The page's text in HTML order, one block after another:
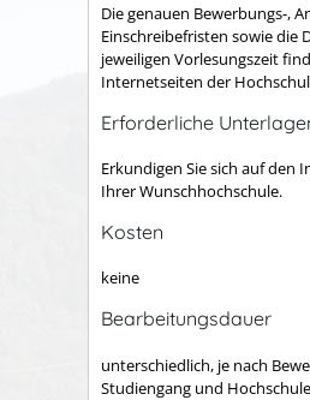
Die genauen Bewerbungs-,
Einschreibefristen sowie die
jeweiligen Vorlesungszeit
Internetseiten der
Erforderliche
Erkundigen Sie sich auf den
Ihrer Wunschhochschule.
Kosten
keine
Bearbeitungsdauer
unterschiedlich, je nach
Studiengang und Hochschule